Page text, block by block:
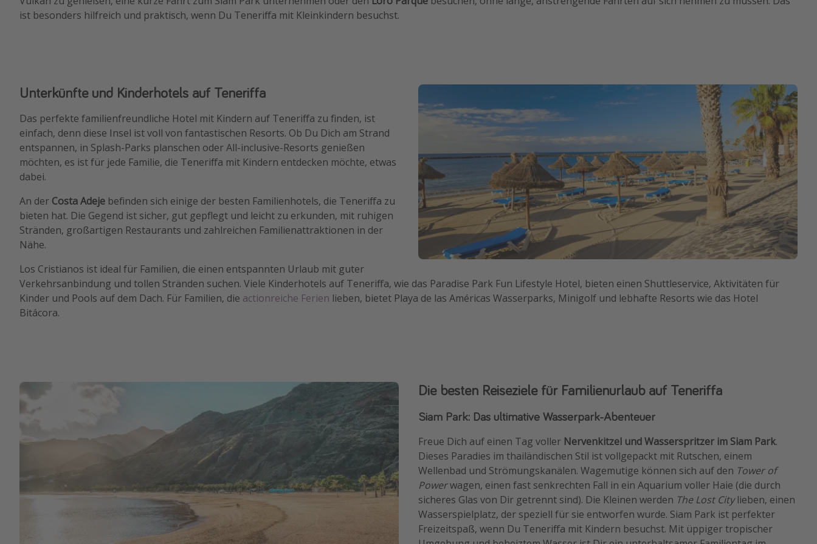
ist besonders hilfreich und praktisch, wenn Du Teneriffa mit Kleinkindern besuchst.
Unterkünfte und Kinderhotels auf Teneriffa
Das perfekte familienfreundliche Hotel mit Kindern auf Teneriffa zu finden, ist
einfach, denn diese Insel ist voll von fantastischen Resorts. Ob Du Dich am Strand
entspannen, in Splash-Parks planschen oder All-inclusive-Resorts genießen
möchten, es ist für jede Familie, die Teneriffa mit Kindern entdecken möchte, etwas
dabei.
An der Costa Adeje befinden sich einige der besten Familienhotels, die Teneriffa zu
bieten hat. Die Gegend ist sicher, gut gepflegt und leicht zu erkunden, mit ruhigen
Stränden, großartigen Restaurants und zahlreichen Familienattraktionen in der
Nähe.
Los Cristianos ist ideal für Familien, die einen entspannten Urlaub mit guter
Verkehrsanbindung und tollen Stränden suchen. Viele Kinderhotels auf Teneriffa, wie das Paradise Park Fun Lifestyle Hotel, bieten einen Shuttleservice, Aktivitäten für
Kinder und Pools auf dem Dach. Für Familien, die actionreiche Ferien lieben, bietet Playa de las Américas Wasserparks, Minigolf und lebhafte Resorts wie das Hotel
Bitácora.
Die besten Reiseziele für Familienurlaub auf Teneriffa
Siam Park: Das ultimative Wasserpark-Abenteuer
Freue Dich auf einen Tag voller Nervenkitzel und Wasserspritzer im Siam Park.
Dieses Paradies im thailändischen Stil ist vollgepackt mit Rutschen, einem
Wellenbad und Strömungskanälen. Wagemutige können sich auf den Tower of
Powerwagen, einen fast senkrechten Fall in ein Aquarium voller Haie (die durch
sicheres Glas von Dir getrennt sind). Die Kleinen werden The Lost Citylieben, einen
Wasserspielplatz, der speziell für sie entworfen wurde. Siam Park ist perfekter
Freizeitspaß, wenn Du Teneriffa mit Kindern besuchst. Mit üppiger tropischer